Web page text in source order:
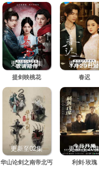
更新至21集
提剑映桃花
更新至19
春迟
更新至02集
华山论剑之南帝北丐
更新至20
利剑·玫瑰